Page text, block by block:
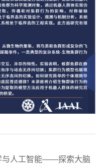
与人工智能——探索大脑